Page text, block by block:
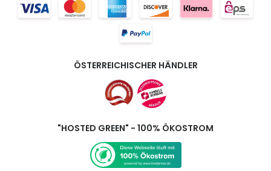
ÖSTERREICHISCHER HÄNDLER
"HOSTED GREEN" - 100% ÖKOSTROM